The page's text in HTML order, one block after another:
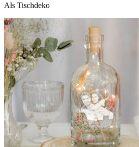
Als Tischdeko